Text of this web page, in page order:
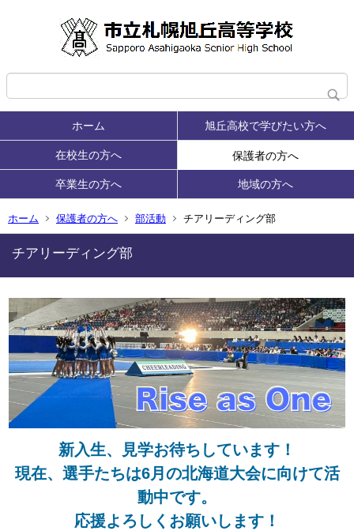
ホーム 旭丘高校で学びたい方へ
在校生の方へ 保護者の方へ
卒業生の方へ 地域の方へ
ホーム 保護者の方へ 部活動 チアリーディング部
チアリーディング部
新入生、見学お待ちしています！
現在、選手たちは6月の北海道大会に向けて活
動中です。
応援よろしくお願いします！